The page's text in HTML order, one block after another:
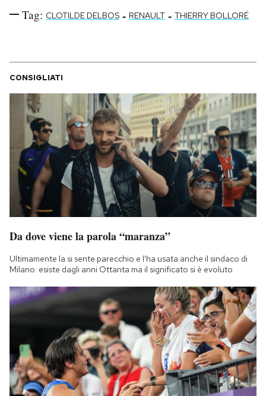
Tag: CLOTILDE DELBOS - RENAULT - THIERRY BOLLORÉ
CONSIGLIATI
Da dove viene la parola “maranza”
Ultimamente la si sente parecchio e l'ha usata anche il sindaco di
Milano: esiste dagli anni Ottanta ma il significato si è evoluto